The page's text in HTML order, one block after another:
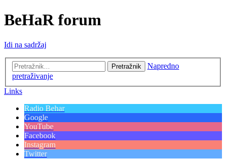
BeHaR forum
Idi na sadržaj
Pretražnik
Napredno
pretraživanje
Links
Radio Behar
Google
YouTube
Facebook
Instagram
Twitter